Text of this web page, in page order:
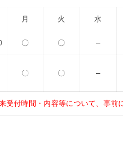
月 火 水
〇 〇 –
〇 〇 –
受付時間・内容等について、事前